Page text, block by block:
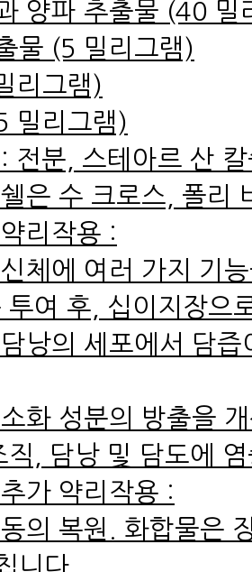
양파 추출물 (40 밀
물 (5 밀리그램)
리그램)
밀리그램)
전분, 스테아르 산
은 수 크로스, 폴리
리작용 :
체에 여러 가지 기
투여 후, 십이지장으
낭의 세포에서 담
화 성분의 방출을
직, 담낭 및 담도에
가 약리작용 :
의 복원. 화합물은
니다.